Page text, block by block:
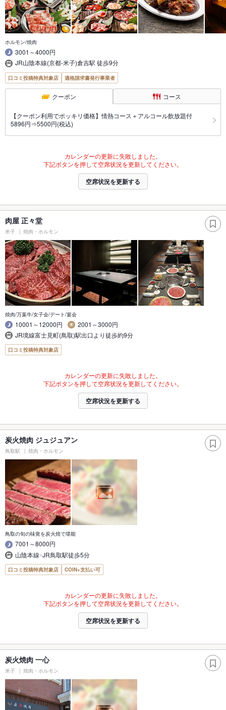
ホルモン/焼肉
3001～4000円
JR山陰本線(京都-米子)倉吉駅 徒歩9分
口コミ投稿特典対象店 適格請求書発行事業者
クーポン コース
【クーポン利用でポッキリ価格】情熱コース＋アルコール飲放題付
5896円⇒5500円(税込)
カレンダーの更新に失敗しました。
下記ボタンを押して空席状況を更新してください。
空席状況を更新する
肉屋 正々堂
米子 焼肉・ホルモン
焼肉/万葉牛/女子会/デート/宴会
10001～12000円
2001～3000円
JR境線富士見町(鳥取)駅出口より徒歩約9分
口コミ投稿特典対象店
カレンダーの更新に失敗しました。
下記ボタンを押して空席状況を更新してください。
空席状況を更新する
炭火焼肉 ジュジュアン
鳥取駅 焼肉・ホルモン
鳥取の旬の味覚を炭火焼で堪能
7001～8000円
山陰本線･JR鳥取駅徒歩5分
口コミ投稿特典対象店 COIN+支払い可
カレンダーの更新に失敗しました。
下記ボタンを押して空席状況を更新してください。
空席状況を更新する
炭火焼肉 一心
米子 焼肉・ホルモン